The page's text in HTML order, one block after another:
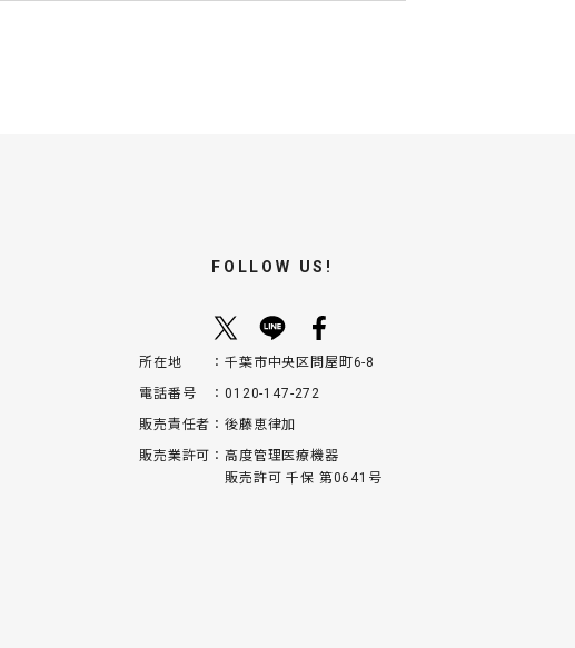
FOLLOW US!
所在地
千葉市中央区問屋町6-8
電話番号
0120-147-272
販売責任者
後藤恵律加
販売業許可
高度管理医療機器
販売許可 千保 第0641号